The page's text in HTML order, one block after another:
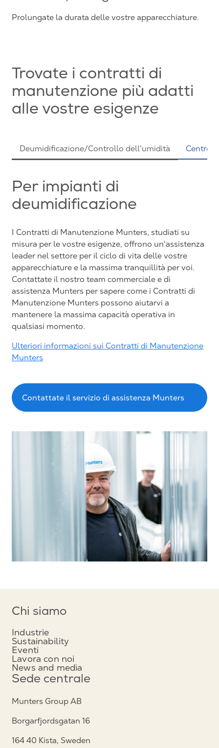
Prolungate la durata delle vostre apparecchiature.
Trovate i contratti di
manutenzione più adatti
alle vostre esigenze
Deumidificazione/Controllo dell'umidità Centro
Per impianti di
deumidificazione
I Contratti di Manutenzione Munters, studiati su
misura per le vostre esigenze, offrono un'assistenza
leader nel settore per il ciclo di vita delle vostre
apparecchiature e la massima tranquillità per voi.
Contattate il nostro team commerciale e di
assistenza Munters per sapere come i Contratti di
Manutenzione Munters possono aiutarvi a
mantenere la massima capacità operativa in
qualsiasi momento.
Ulteriori informazioni sui Contratti di Manutenzione
Munters
Contattate il servizio di assistenza Munters
Chi siamo
Industrie
Sustainability
Eventi
Lavora con noi
News and media
Sede centrale
Munters Group AB
Borgarfjordsgatan 16
164 40 Kista, Sweden